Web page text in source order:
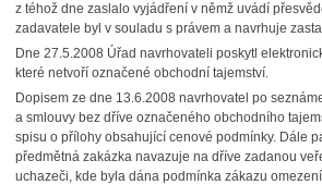
z téhož dne zaslalo vyjádření v němž uvádí
zadavatele byl v souladu s právem a navrhuje
Dne 27.5.2008 Úřad navrhovateli poskytl
které netvoří označené obchodní tajemství.
Dopisem ze dne 13.6.2008 navrhovatel po
a smlouvy bez dříve označeného obchodního
spisu o přílohy obsahující cenové podmínky. Dále
předmětná zakázka navazuje na dříve zadanou
uchazeči, kde byla dána podmínka zákazu